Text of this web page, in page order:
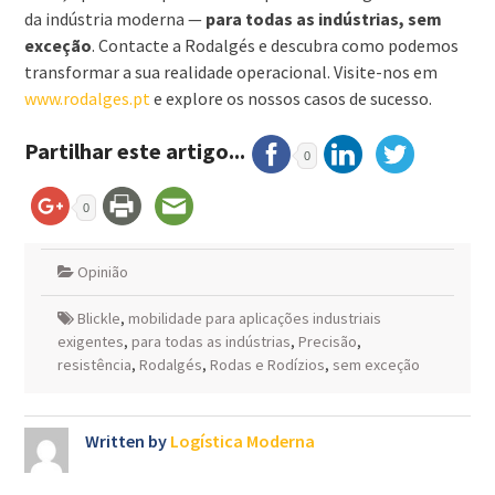
da indústria moderna — para todas as indústrias, sem
exceção. Contacte a Rodalgés e descubra como podemos
transformar a sua realidade operacional. Visite-nos em
www.rodalges.pte explore os nossos casos de sucesso.
Partilhar este artigo... 0
0
Opinião
Blickle, mobilidade para aplicações industriais
exigentes, para todas as indústrias, Precisão,
resistência, Rodalgés, Rodas e Rodízios, sem exceção
Written by Logística Moderna